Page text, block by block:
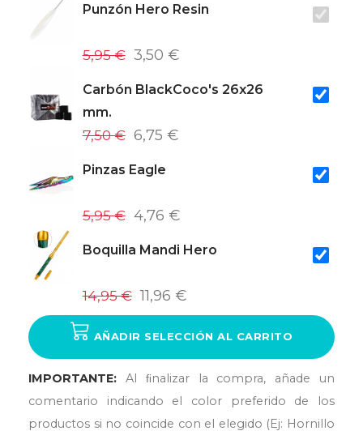
Punzón Hero Resin
5,95 € 3,50 €
Carbón BlackCoco's 26x26
mm.
7,50 € 6,75 €
Pinzas Eagle
5,95 € 4,76 €
Boquilla Mandi Hero
14,95 € 11,96 €
AÑADIR SELECCIÓN AL CARRITO
IMPORTANTE: Al ﬁnalizar la compra, añade un
comentario indicando el color preferido de los
productos si no coincide con el elegido (Ej: Hornillo